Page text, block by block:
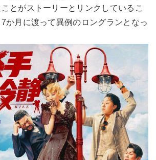
とがストーリーとリンクしているこ
か月に渡って異例のロングランとなっ